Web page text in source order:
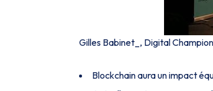
Gilles Babinet _, Digital
Blockchain aura un impact